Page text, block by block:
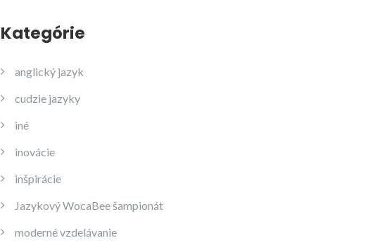
Kategórie
anglický jazyk
cudzie jazyky
iné
inovácie
inšpirácie
Jazykový WocaBee šampionát
moderné vzdelávanie